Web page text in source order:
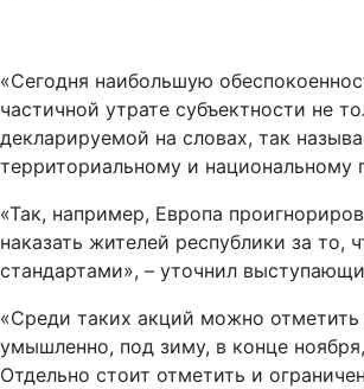
«Cегодня наибольшую
частичной утрате субъектности не
декларируемой на словах, так
территориальному и национальному
«Так, например, Европа
наказать жителей республики за
стандартами», – уточнил
«Среди таких акций можно
умышленно, под зиму, в конце
Отдельно стоит отметить и